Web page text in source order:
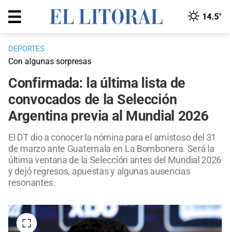
14.5°
DEPORTES
Con algunas sorpresas
Confirmada: la última lista de
convocados de la Selección
Argentina previa al Mundial 2026
El DT dio a conocer la nómina para el amistoso del 31
de marzo ante Guatemala en La Bombonera. Será la
última ventana de la Selección antes del Mundial 2026
y dejó regresos, apuestas y algunas ausencias
resonantes.